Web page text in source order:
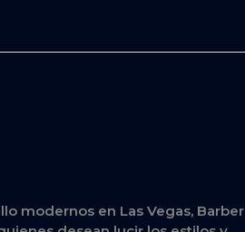
modernos en Las Vegas, Barber